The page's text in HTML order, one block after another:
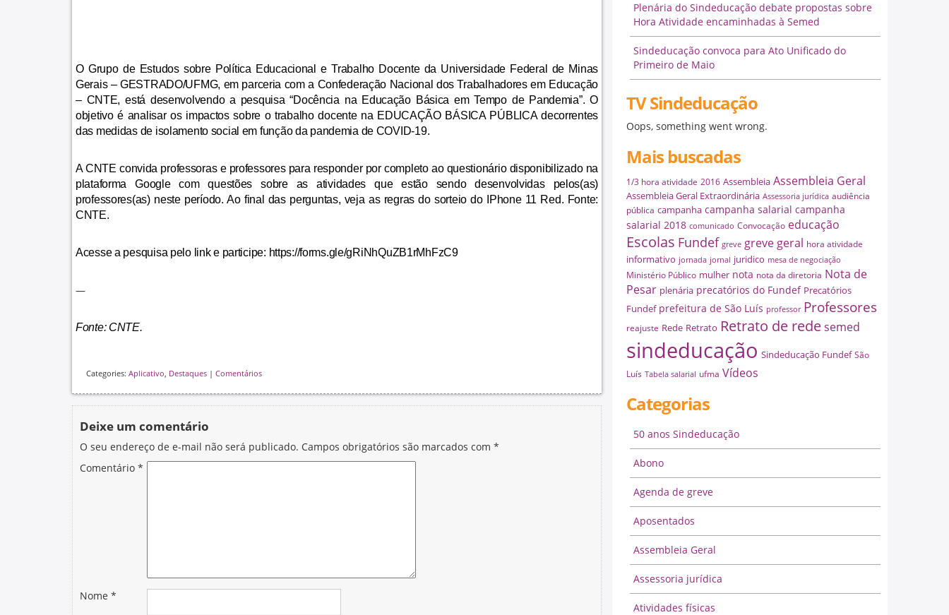
O Grupo de Estudos sobre Política Educacional e Trabalho Docente da Universidade Federal de Minas
Gerais – GESTRADO/UFMG, em parceria com a Confederação Nacional dos Trabalhadores em Educação
– CNTE, está desenvolvendo a pesquisa “Docência na Educação Básica em Tempo de Pandemia”. O
objetivo é analisar os impactos sobre o trabalho docente na EDUCAÇÃO BÁSICA PÚBLICA decorrentes
das medidas de isolamento social em função da pandemia de COVID-19.
A CNTE convida professoras e professores para responder por completo ao questionário disponibilizado na
plataforma Google com questões sobre as atividades que estão sendo desenvolvidas pelos(as)
professores(as) neste período. Ao final das perguntas, veja as regras do sorteio do IPhone 11 Red. Fonte:
CNTE.
Acesse a pesquisa pelo link e participe: https://forms.gle/gRiNhQuZB1rMhFzC9
—
Fonte: CNTE.
Categories: Aplicativo, Destaques | Comentários
Deixe um comentário
O seu endereço de e-mail não será publicado. Campos obrigatórios são marcados com *
Comentário *
Nome *
Plenária do Sindeducação debate propostas sobre
Hora Atividade encaminhadas à Semed
Sindeducação convoca para Ato Unificado do
Primeiro de Maio
TV Sindeducação
Oops, something went wrong.
Mais buscadas
1/3 hora atividade 2016 Assembleia Assembleia Geral
Assembleia Geral Extraordinária Assessoria jurídica audiência
pública campanha campanha salarial campanha
salarial 2018 comunicado Convocação educação
Escolas Fundef greve greve geral hora atividade
informativo jornada jornal juridico mesa de negociação
Ministério Público mulher nota nota da diretoria Nota de
Pesar plenária precatórios do Fundef Precatórios
Fundef prefeitura de São Luís professor Professores
reajuste Rede Retrato Retrato de redesemed
sindeducação Sindeducação Fundef São
Luís Tabela salarial ufma Vídeos
Categorias
50 anos Sindeducação
Abono
Agenda de greve
Aposentados
Assembleia Geral
Assessoria jurídica
Atividades físicas